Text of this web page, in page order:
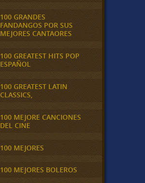
100 GRANDES
FANDANGOS POR SUS
MEJORES CANTAORES
100 GREATEST HITS POP
ESPAÑOL
100 GREATEST LATIN
CLASSICS,
100 MEJORE CANCIONES
DEL CINE
100 MEJORES
100 MEJORES BOLEROS